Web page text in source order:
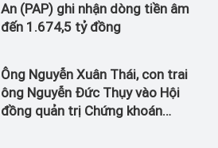
An (PAP) ghi nhận dòng tiền âm
đến 1.674,5 tỷ đồng
Ông Nguyễn Xuân Thái, con trai
ông Nguyễn Đức Thụy vào Hội
đồng quản trị Chứng khoán